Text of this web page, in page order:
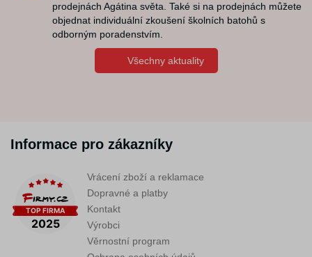
prodejnách Agátina světa. Také si na prodejnách můžete
objednat individuální zkoušení školních batohů s
odborným poradenstvím.
Všechny aktuality
Informace pro zákazníky
Vrácení zboží a reklamace
Dopravné a platby
Kontakt
Výrobci
Věrnostní program